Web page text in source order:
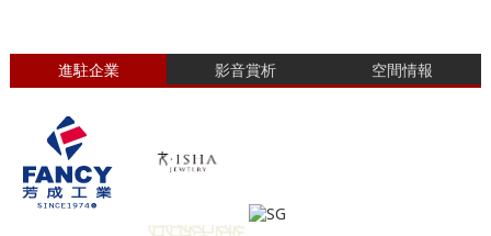
進駐企業 影音賞析 空間情報